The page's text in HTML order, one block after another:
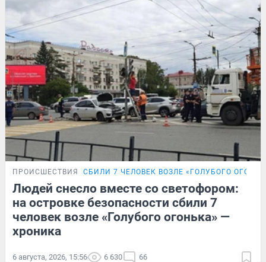
ПРОИСШЕСТВИЯ СБИЛИ 7 ЧЕЛОВЕК ВОЗЛЕ «ГОЛУБОГО
Людей снесло вместе со светофором:
на островке безопасности сбили 7
человек возле «Голубого огонька» —
хроника
6 августа, 2026, 15:56 6 630 66